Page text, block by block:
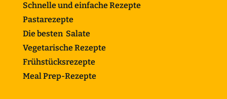
Schnelle und einfache Rezepte
Pastarezepte
Die besten Salate
Vegetarische Rezepte
Frühstücksrezepte
Meal Prep-Rezepte